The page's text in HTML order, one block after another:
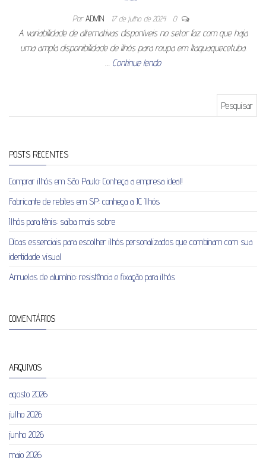
Por ADMIN 17 de julho de 2024 0
A variabilidade de alternativas disponíveis no setor faz com que haja
uma ampla disponibilidade de ilhós para roupa em Itaquaquecetuba.
… Continue lendo
POSTS RECENTES
Comprar ilhós em São Paulo: Conheça a empresa ideal!
Fabricante de rebites em SP: conheça a JC Ilhós
Ilhós para tênis: saiba mais sobre
Dicas essenciais para escolher ilhós personalizados que combinam com sua
identidade visual
Arruelas de alumínio: resistência e fixação para ilhós
COMENTÁRIOS
ARQUIVOS
agosto 2026
julho 2026
junho 2026
maio 2026